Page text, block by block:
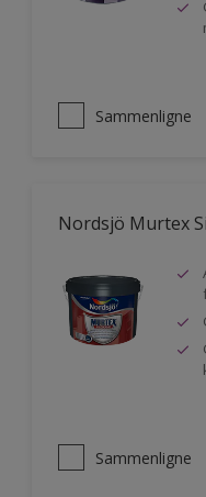
Sammenligne
Nordsjö Murtex
Sammenligne